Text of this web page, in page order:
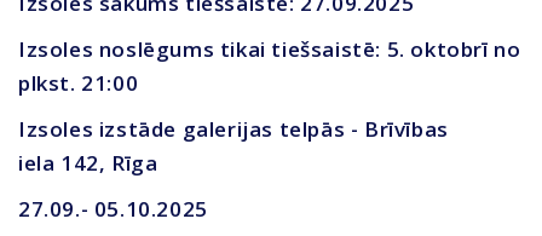
Izsoles noslēgums tikai tiešsaistē: 5. oktobrī no
plkst. 21:00
Izsoles izstāde galerijas telpās - Brīvības
iela 142, Rīga
27.09.- 05.10.2025